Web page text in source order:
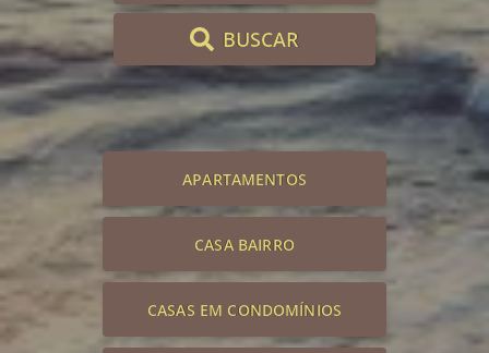
BUSCAR
APARTAMENTOS
CASA BAIRRO
CASAS EM CONDOMÍNIOS